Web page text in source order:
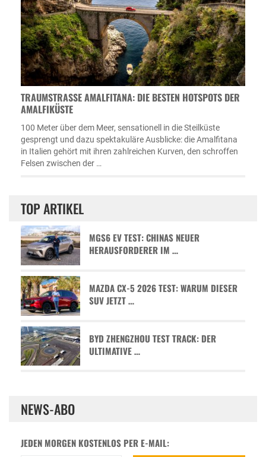
TRAUMSTRASSE AMALFITANA: DIE BESTEN HOTSPOTS DER A
MALFIKÜSTE
100 Meter über dem Meer, sensationell in die Steilküste
gesprengt und dazu spektakuläre Ausblicke: die Amalfitana
in Italien gehört mit ihren zahlreichen Kurven, den schroffen
Felsen zwischen der …
TOP ARTIKEL
MGS6 EV TEST: CHINAS NEUER
HERAUSFORDERER IM …
MAZDA CX-5 2026 TEST: WARUM DIESER
SUV JETZT …
BYD ZHENGZHOU TEST TRACK: DER
ULTIMATIVE …
NEWS-ABO
JEDEN MORGEN KOSTENLOS PER E-MAIL: